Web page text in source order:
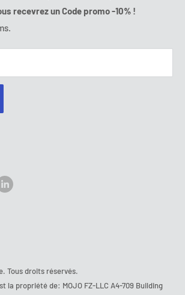
france.com
recevrez un Code promo -10% !
Tous droits réservés.
la propriété de: MOJO FZ-LLC A4-709 Building